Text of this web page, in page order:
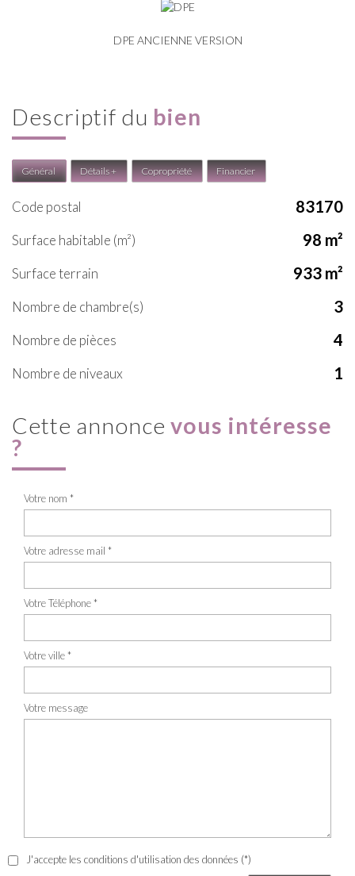
DPE ANCIENNE VERSION
descriptif du bien
Général Détails + Copropriété Financier
Code postal 83170
Surface habitable (m²) 98 m²
surface terrain 933 m²
Nombre de chambre(s) 3
Nombre de pièces 4
Nombre de niveaux 1
cette annonce vous intéresse
?
Votre nom *
Votre adresse mail *
Votre Téléphone *
Votre ville *
Votre message
J'accepte les conditions d'utilisation des données (*)